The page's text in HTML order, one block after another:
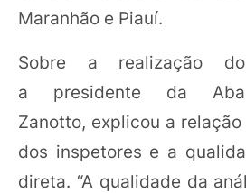
Maranhão e Piauí.
Sobre a realização
a presidente da
Zanotto, explicou a
dos inspetores e a
direta. “A qualidade da